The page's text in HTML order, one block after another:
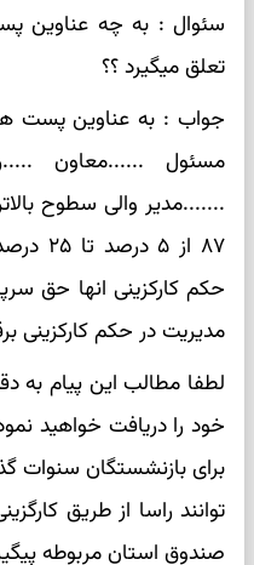
سئوال : به چه
تعلق میگیرد ؟؟
جواب : به عناوین پست
مسئول ....‌..معاون
.......مدیر والی سطوح
۸۷ از
مدیریت در حکم کارکزینی
لطفا مطالب این پیام به
خود را دریافت خواهید
برای بازنشستگان
توانند راسا از طریق
صندوق استان مربوطه